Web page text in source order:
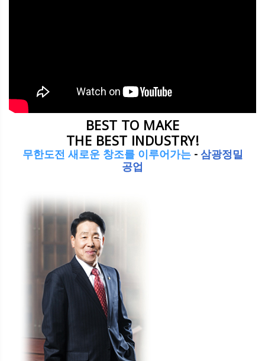
BEST TO MAKE
THE BEST INDUSTRY!
무한도전 새로운 창조를 이루어가는- 삼광정밀
공업